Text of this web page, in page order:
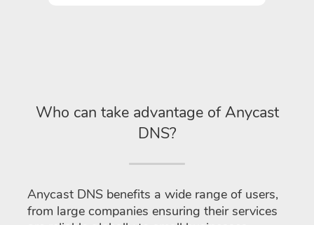
Who can take advantage of Anycast
DNS?
Anycast DNS benefits a wide range of users,
from large companies ensuring their services